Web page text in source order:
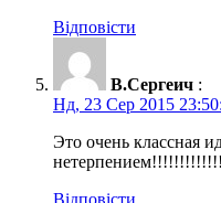
Відповісти
В.Сергеич :
Нд, 23 Сер 2015
Это очень классная
Відповісти